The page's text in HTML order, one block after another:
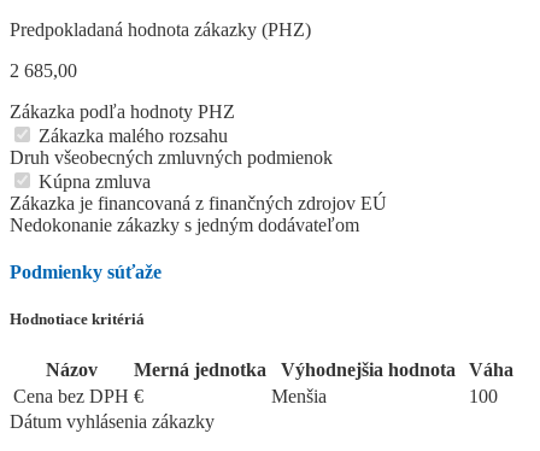
Predpokladaná hodnota zákazky (PHZ)
2 685,00
Zákazka podľa hodnoty PHZ
Zákazka malého rozsahu
Druh všeobecných zmluvných podmienok
Kúpna zmluva
Zákazka je financovaná z finančných zdrojov EÚ
Nedokonanie zákazky s jedným dodávateľom
Podmienky súťaže
Hodnotiace kritériá
Názov Merná jednotka Výhodnejšia hodnota
Váha
Cena bez DPH € Menšia
100
Dátum vyhlásenia zákazky